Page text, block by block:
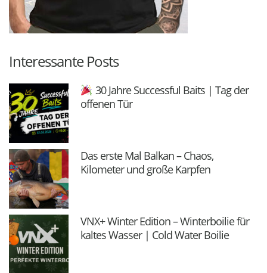
Interessante Posts
30 Jahre Successful Baits | Tag der
offenen Tür
Das erste Mal Balkan – Chaos,
Kilometer und große Karpfen
VNX+ Winter Edition – Winterboilie für
kaltes Wasser | Cold Water Boilie